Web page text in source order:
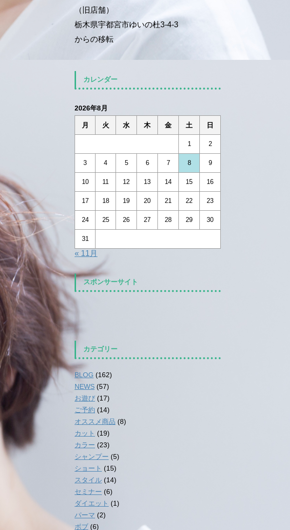
（旧店舗）
栃木県宇都宮市ゆいの杜3-4-3
からの移転
カレンダー
2026年8月
月 火 水 木 金 土 日
1 2
3 4 5 6 7 8 9
10 11 12 13 14 15 16
17 18 19 20 21 22 23
24 25 26 27 28 29 30
31
« 11月
スポンサーサイト
カテゴリー
BLOG (162)
NEWS (57)
お遊び (17)
ご予約 (14)
オススメ商品 (8)
カット (19)
カラー (23)
シャンプー (5)
ショート (15)
スタイル (14)
セミナー (6)
ダイエット (1)
パーマ (2)
ボブ (6)